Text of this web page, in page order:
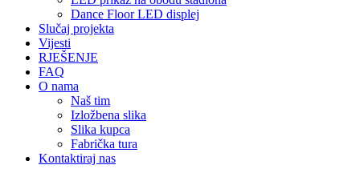
Dance Floor LED displej
Slučaj projekta
Vijesti
RJEŠENJE
FAQ
O nama
Naš tim
Izložbena slika
Slika kupca
Fabrička tura
Kontaktiraj nas